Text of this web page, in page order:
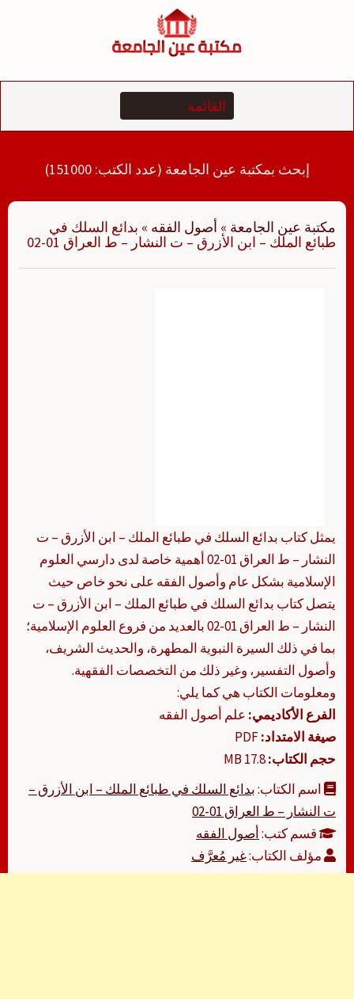
إبحث بمكتبة عين الجامعة (عدد الكتب: 151000)
مكتبة عين الجامعة » أصول الفقه » بدائع السلك في
طبائع الملك – ابن الأزرق – ت النشار – ط العراق 01-02
يمثل كتاب بدائع السلك في طبائع الملك – ابن الأزرق – ت
النشار – ط العراق 01-02 أهمية خاصة لدى دارسي العلوم
الإسلامية بشكل عام وأصول الفقه على نحو خاص حيث
يتصل كتاب بدائع السلك في طبائع الملك – ابن الأزرق – ت
النشار – ط العراق 01-02 بالعديد من فروع العلوم الإسلامية؛
بما في ذلك السيرة النبوية المطهرة، والحديث الشريف،
وأصول التفسير، وغير ذلك من التخصصات الفقهية.
ومعلومات الكتاب هي كما يلي:
الفرع الأكاديمي: علم أصول الفقه
صيغة الامتداد:
حجم الكتاب:
اسم الكتاب:بدائع السلك في طبائع الملك – ابن الأزرق –
ت النشار – ط العراق 01-02
قسم كتب:أصول الفقه
مؤلف الكتاب:غير مُعرَّف